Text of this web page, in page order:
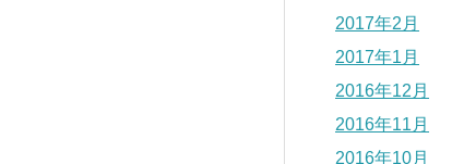
2017年2月
2017年1月
2016年12月
2016年11月
2016年10月